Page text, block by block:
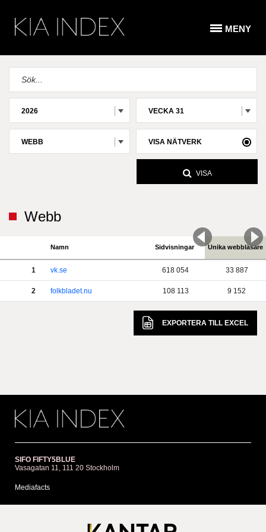
MENY
VISA
2026 VECKA 31
WEBB VISA NÄTVERK
Webb
Namn Sidvisningar Unika webbläsare
1 vk.se 618 054 33 887
2 folkbladet.nu 108 113 9 152
EXPORTERA TILL EXCEL
SIFO FIFTY5BLUE
Vasagatan 11, 111 20 Stockholm
Mediafacts